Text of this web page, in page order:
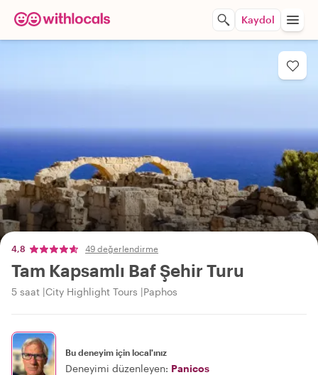
Kaydol
4,8 49 değerlendirme
Tam Kapsamlı Baf Şehir Turu
5 saat City Highlight Tours Paphos
Bu deneyim için local'ınız
Deneyimi düzenleyen: Panicos